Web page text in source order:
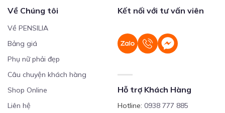
Về Chúng tôi
Về PENSILIA
Bảng giá
Phụ nữ phải đẹp
Câu chuyện khách hàng
Shop Online
Liên hệ
Kết nối với tư vấn viên
Hỗ trợ Khách Hàng
Hotline: 0938 777 885